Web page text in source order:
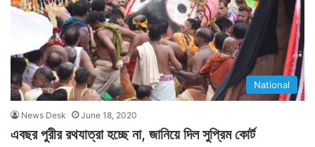
National
News Desk June 18, 2020
এবছর পুরীর রথযাত্রা হচ্ছে না, জানিয়ে দিল সুপ্রিম কোর্ট